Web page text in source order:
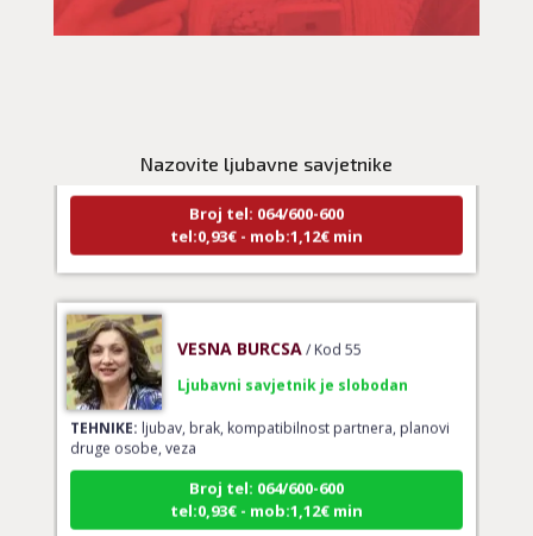
Nazovite ljubavne savjetnike
ljubavna očekivanja, smjer u kojem ide veza
Broj tel: 064/600-600
tel:0,93€ - mob:1,12€ min
TEHNIKE:ljubav, brak, kompatibilnost partnera, planovi
druge osobe, veza
Broj tel: 064/600-600
tel:0,93€ - mob:1,12€ min